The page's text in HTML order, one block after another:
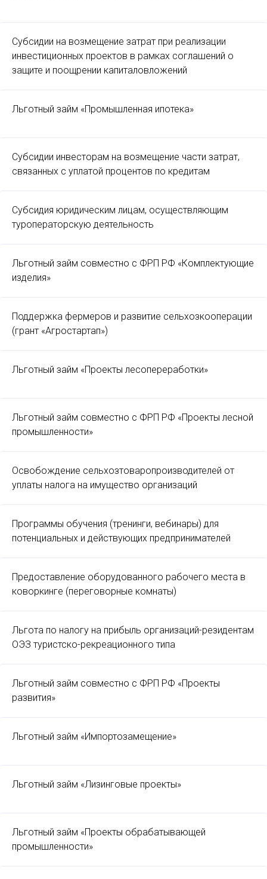
Субсидии на возмещение затрат при реализации
инвестиционных проектов в рамках соглашений о
защите и поощрении капиталовложений
Льготный займ «Промышленная ипотека»
Субсидии инвесторам на возмещение части затрат,
связанных с уплатой процентов по кредитам
Субсидия юридическим лицам, осуществляющим
туроператорскую деятельность
Льготный займ совместно с ФРП РФ «Комплектующие
изделия»
Поддержка фермеров и развитие сельхозкооперации
(грант «Агростартап»)
Льготный займ «Проекты лесопереработки»
Льготный займ совместно с ФРП РФ «Проекты лесной
промышленности»
Освобождение сельхозтоваропроизводителей от
уплаты налога на имущество организаций
Программы обучения (тренинги, вебинары) для
потенциальных и действующих предпринимателей
Предоставление оборудованного рабочего места в
коворкинге (переговорные комнаты)
Льгота по налогу на прибыль организаций-резидентам
ОЭЗ туристско-рекреационного типа
Льготный займ совместно с ФРП РФ «Проекты
развития»
Льготный займ «Импортозамещение»
Льготный займ «Лизинговые проекты»
Льготный займ «Проекты обрабатывающей
промышленности»